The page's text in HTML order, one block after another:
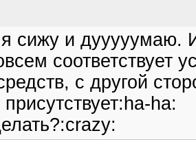
сижу и дууууумаю.
соответствует
с другой
ha: